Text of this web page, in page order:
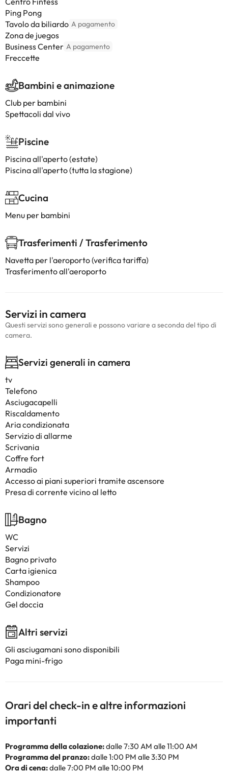
Ping Pong
Tavolo da biliardo A pagamento
Zona de juegos
Business Center A pagamento
Freccette
Bambini e animazione
Club per bambini
Spettacoli dal vivo
Piscine
Piscina all'aperto (estate)
Piscina all'aperto (tutta la stagione)
Cucina
Menu per bambini
Trasferimenti / Trasferimento
Navetta per l'aeroporto (verifica tariffa)
Trasferimento all'aeroporto
Servizi in camera
Questi servizi sono generali e possono variare a seconda del tipo di
camera.
Servizi generali in camera
tv
Telefono
Asciugacapelli
Riscaldamento
Aria condizionata
Servizio di allarme
Scrivania
Coffre fort
Armadio
Accesso ai piani superiori tramite ascensore
Presa di corrente vicino al letto
Bagno
WC
Servizi
Bagno privato
Carta igienica
Shampoo
Condizionatore
Gel doccia
Altri servizi
Gli asciugamani sono disponibili
Paga mini-frigo
Orari del check-in e altre informazioni
importanti
Programma della colazione:dalle 7:30 AM alle 11:00 AM
Programma del pranzo:dalle 1:00 PM alle 3:30 PM
Ora di cena:dalle 7:00 PM alle 10:00 PM